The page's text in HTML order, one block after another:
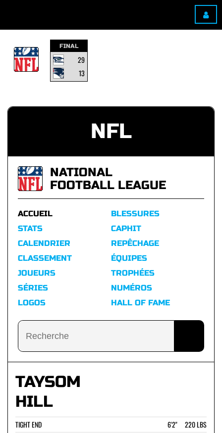
FINAL
29
13
NFL
NATIONAL
FOOTBALL LEAGUE
ACCUEIL
STATS
CALENDRIER
CLASSEMENT
BLESSURES
CAPHIT
REPÊCHAGE
ÉQUIPES
JOUEURS
SÉRIES
LOGOS
TROPHÉES
NUMÉROS
HALL OF FAME
TAYSOM
HILL
TIGHT END
6'2" 220 LBS